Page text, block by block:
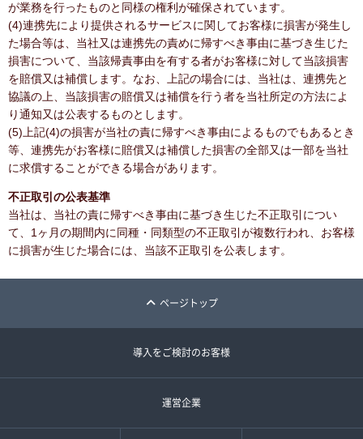
が業務を行ったものと同様の権利が確保されています。
(4)連携先により提供されるサービスに関してお客様に損害が発生し
た場合等は、当社又は連携先の責めに帰すべき事由に基づき生じた
損害について、当該帰責事由を有する者がお客様に対して当該損害
を賠償又は補償します。なお、上記の場合には、当社は、連携先と
協議の上、当該損害の賠償又は補償を行う者を当社所定の方法によ
り通知又は公表するものとします。
(5)上記(4)の損害が当社の責に帰すべき事由によるものでもあるとき
等、連携先がお客様に賠償又は補償した損害の全部又は一部を当社
に求償することができる場合があります。
不正取引の公表基準
当社は、当社の責に帰すべき事由に基づき生じた不正取引につい
て、1ヶ月の期間内に同種・同類型の不正取引が複数行われ、お客様
に損害が生じた場合には、当該不正取引を公表します。
ページトップ
導入をご検討のお客様
運営企業